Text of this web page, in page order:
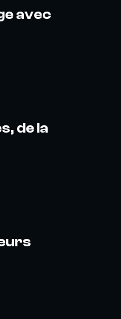
avec
de la